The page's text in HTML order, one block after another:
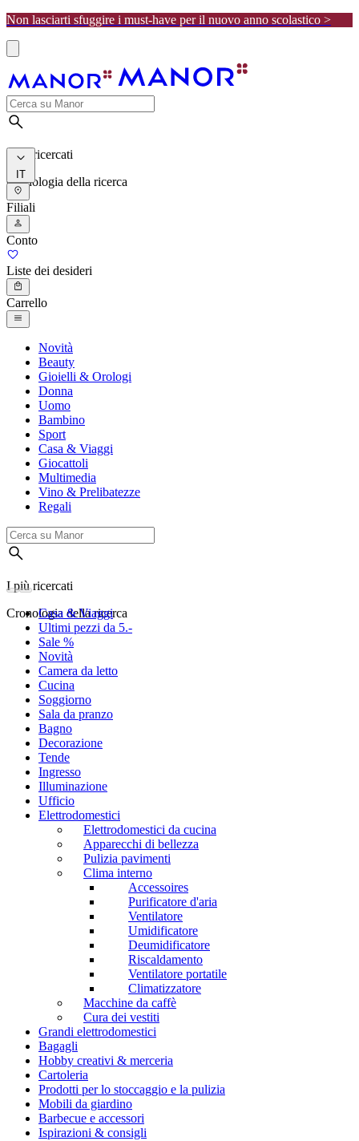
Non lasciarti sfuggire i must-have per il nuovo anno scolastico >
I più ricercati
Cronologia della ricerca
IT
Filiali
Conto
Liste dei desideri
Carrello
Novità
Beauty
Gioielli & Orologi
Donna
Uomo
Bambino
Sport
Casa & Viaggi
Giocattoli
Multimedia
Vino & Prelibatezze
Regali
I più ricercati
Cronologia della ricerca
Casa & Viaggi
Ultimi pezzi da 5.-
Sale %
Novità
Camera da letto
Cucina
Soggiorno
Sala da pranzo
Bagno
Decorazione
Tende
Ingresso
Illuminazione
Ufficio
Elettrodomestici
Elettrodomestici da cucina
Apparecchi di bellezza
Pulizia pavimenti
Clima interno
Accessoires
Purificatore d'aria
Ventilatore
Umidificatore
Deumidificatore
Riscaldamento
Ventilatore portatile
Climatizzatore
Macchine da caffè
Cura dei vestiti
Grandi elettrodomestici
Bagagli
Hobby creativi & merceria
Cartoleria
Prodotti per lo stoccaggio e la pulizia
Mobili da giardino
Barbecue e accessori
Ispirazioni & consigli